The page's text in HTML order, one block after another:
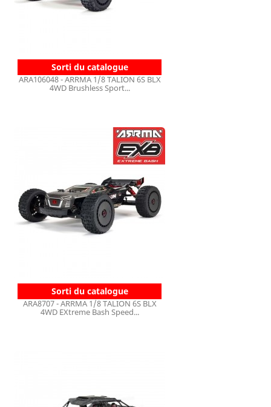
Sorti du catalogue
ARA106048 - ARRMA 1/8 TALION 6S BLX
4WD Brushless Sport...
Sorti du catalogue
ARA8707 - ARRMA 1/8 TALION 6S BLX
4WD EXtreme Bash Speed...